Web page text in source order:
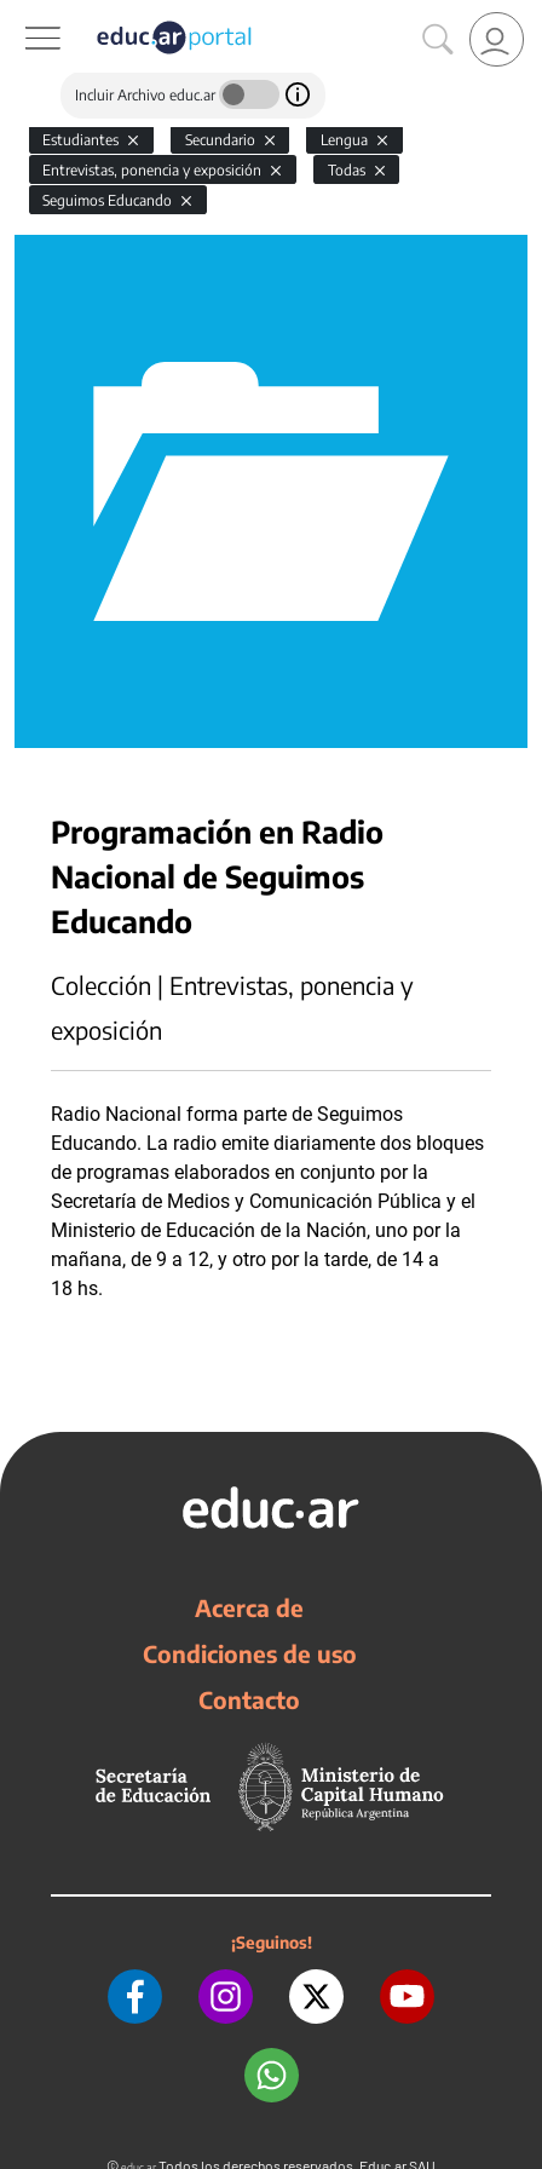
Incluir Archivo educ.ar
Estudiantes Secundario
Lengua
Entrevistas, ponencia y exposición
Todas
Seguimos Educando
Programación en Radio
Nacional de Seguimos
Educando
Colección | Entrevistas, ponencia y
exposición
Radio Nacional forma parte de Seguimos
Educando. La radio emite diariamente dos bloques
de programas elaborados en conjunto por la
Secretaría de Medios y Comunicación Pública y el
Ministerio de Educación de la Nación, uno por la
mañana, de 9 a 12, y otro por la tarde, de 14 a
18 hs.
Acerca de
Condiciones de uso
Contacto
¡Seguinos!
© Todos los derechos reservados. Educ.ar SAU